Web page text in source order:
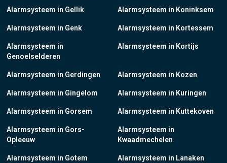
Alarmsysteem in Gellik
Alarmsysteem in Genk
Alarmsysteem in
Genoelselderen
Alarmsysteem in Gerdingen
Alarmsysteem in Gingelom
Alarmsysteem in Gorsem
Alarmsysteem in Gors-
Opleeuw
Alarmsysteem in Gotem
Alarmsysteem in Koninksem
Alarmsysteem in Kortessem
Alarmsysteem in Kortijs
Alarmsysteem in Kozen
Alarmsysteem in Kuringen
Alarmsysteem in Kuttekoven
Alarmsysteem in
Kwaadmechelen
Alarmsysteem in Lanaken